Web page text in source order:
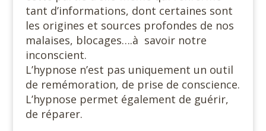
tant d’informations, dont certaines sont
les origines et sources profondes de nos
malaises, blocages….à savoir notre
inconscient.
L’hypnose n’est pas uniquement un outil
de remémoration, de prise de conscience.
L’hypnose permet également de guérir,
de réparer.